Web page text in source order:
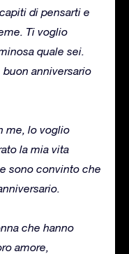
di pensarti e
Ti voglio
quale sei.
anniversario
me, lo voglio
la mia vita
sono convinto che
che hanno
amore,